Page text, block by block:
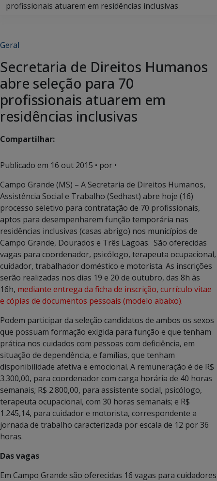
profissionais atuarem em residências inclusivas
Geral
Secretaria de Direitos Humanos
abre seleção para 70
profissionais atuarem em
residências inclusivas
Compartilhar:
Publicado em 16 out 2015 • por •
Campo Grande (MS) – A Secretaria de Direitos Humanos,
Assistência Social e Trabalho (Sedhast) abre hoje (16)
processo seletivo para contratação de 70 profissionais,
aptos para desempenharem função temporária nas
residências inclusivas (casas abrigo) nos municípios de
Campo Grande, Dourados e Três Lagoas. São oferecidas
vagas para coordenador, psicólogo, terapeuta ocupacional,
cuidador, trabalhador doméstico e motorista. As inscrições
serão realizadas nos dias 19 e 20 de outubro, das 8h às
16h, mediante entrega da ficha de inscrição, currículo vitae
e cópias de documentos pessoais (modelo abaixo).
Podem participar da seleção candidatos de ambos os sexos
que possuam formação exigida para função e que tenham
prática nos cuidados com pessoas com deficiência, em
situação de dependência, e famílias, que tenham
disponibilidade afetiva e emocional. A remuneração é de R$
3.300,00, para coordenador com carga horária de 40 horas
semanais; R$ 2.800,00, para assistente social, psicólogo,
terapeuta ocupacional, com 30 horas semanais; e R$
1.245,14, para cuidador e motorista, correspondente a
jornada de trabalho caracterizada por escala de 12 por 36
horas.
Das vagas
Em Campo Grande são oferecidas 16 vagas para cuidadores